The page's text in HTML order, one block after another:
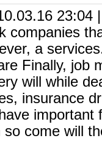
23:04 |
companies
a
Finally, job
will while
insurance
important
come will